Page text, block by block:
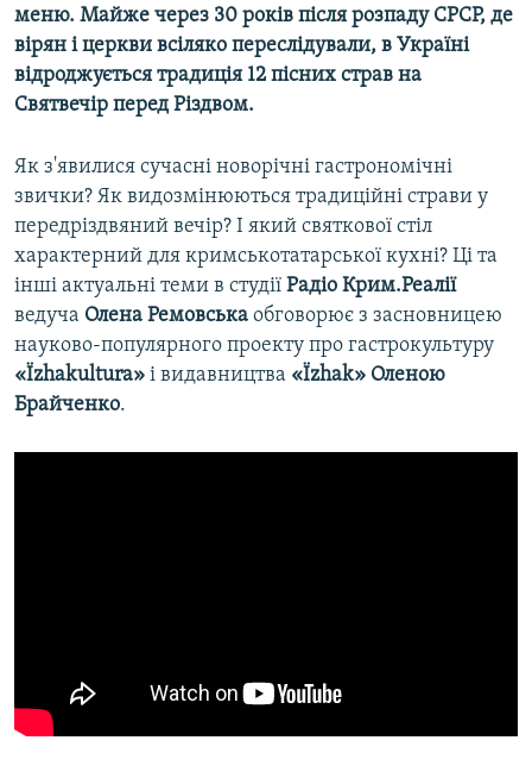
меню. Майже через 30 років після розпаду СРСР, де
вірян і церкви всіляко переслідували, в Україні
відроджується традиція 12 пісних страв на
Святвечір перед Різдвом.
Як з'явилися сучасні новорічні гастрономічні
звички? Як видозмінюються традиційні страви у
передріздвяний вечір? І який святкової стіл
характерний для кримськотатарської кухні? Ці та
інші актуальні теми в студії Радіо Крим.Реалії
ведуча Олена Ремовська обговорює з засновницею
науково-популярного проекту про гастрокультуру
«Їzhakultura» і видавництва «Їzhak» Оленою
Брайченко.